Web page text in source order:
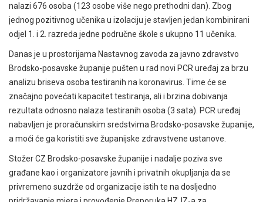
nalazi 676 osoba (123 osobe više nego prethodni dan). Zbog
jednog pozitivnog učenika u izolaciju je stavljen jedan kombinirani
odjel 1. i 2. razreda jedne područne škole s ukupno 11 učenika.
Danas je u prostorijama Nastavnog zavoda za javno zdravstvo
Brodsko-posavske županije pušten u rad novi PCR uređaj za brzu
analizu briseva osoba testiranih na koronavirus. Time će se
značajno povećati kapacitet testiranja, ali i brzina dobivanja
rezultata odnosno nalaza testiranih osoba (3 sata). PCR uređaj
nabavljen je proračunskim sredstvima Brodsko-posavske županije,
a moći će ga koristiti sve županijske zdravstvene ustanove.
Stožer CZ Brodsko-posavske županije i nadalje poziva sve
građane kao i organizatore javnih i privatnih okupljanja da se
privremeno suzdrže od organizacije istih te na dosljedno